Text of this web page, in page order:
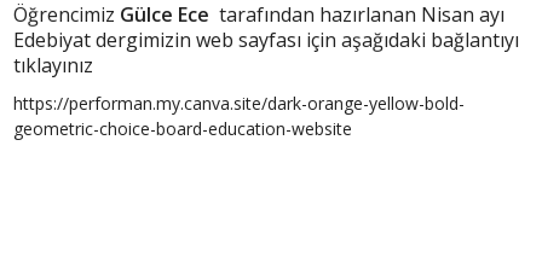
Öğrencimiz Gülce Ece tarafından hazırlanan Nisan ayı
Edebiyat dergimizin web sayfası için aşağıdaki bağlantıyı
tıklayınız
https://performan.my.canva.site/dark-orange-yellow-bold-
geometric-choice-board-education-website